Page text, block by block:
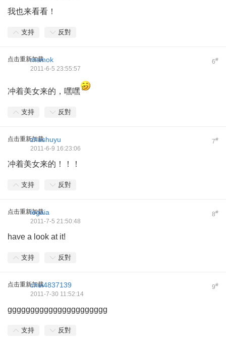
我也来看看！
支持 反對
点击重新加载 6#
msmok
2011-6-5 23:55:57
冲着美女来的，嘿嘿
支持 反對
点击重新加载 7#
zhashuyu
2011-6-9 16:23:06
冲着美女来的！！！
支持 反對
点击重新加载 8#
legaia
2011-7-5 21:50:48
have a look at it!
支持 反對
点击重新加载 9#
chui4837139
2011-7-30 11:52:14
gggggggggggggggggggggg
支持 反對